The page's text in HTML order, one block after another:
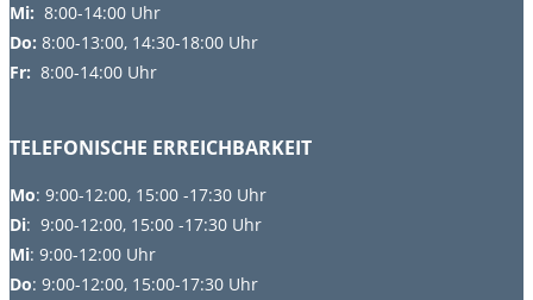
Mi: 8:00-14:00 Uhr
Do: 8:00-13:00, 14:30-18:00 Uhr
Fr: 8:00-14:00 Uhr
TELEFONISCHE ERREICHBARKEIT
Mo: 9:00-12:00, 15:00 -17:30 Uhr
Di: 9:00-12:00, 15:00 -17:30 Uhr
Mi: 9:00-12:00 Uhr
Do: 9:00-12:00, 15:00-17:30 Uhr